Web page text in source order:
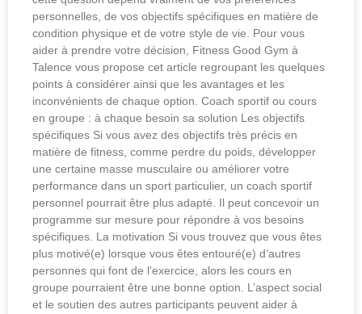
personnelles, de vos objectifs spécifiques en matière de
condition physique et de votre style de vie. Pour vous
aider à prendre votre décision, Fitness Good Gym à
Talence vous propose cet article regroupant les quelques
points à considérer ainsi que les avantages et les
inconvénients de chaque option. Coach sportif ou cours
en groupe : à chaque besoin sa solution Les objectifs
spécifiques Si vous avez des objectifs très précis en
matière de fitness, comme perdre du poids, développer
une certaine masse musculaire ou améliorer votre
performance dans un sport particulier, un coach sportif
personnel pourrait être plus adapté. Il peut concevoir un
programme sur mesure pour répondre à vos besoins
spécifiques. La motivation Si vous trouvez que vous êtes
plus motivé(e) lorsque vous êtes entouré(e) d’autres
personnes qui font de l’exercice, alors les cours en
groupe pourraient être une bonne option. L’aspect social
et le soutien des autres participants peuvent aider à